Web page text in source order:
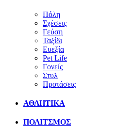
Πόλη
Σχέσεις
Γεύση
Ταξίδι
Ευεξία
Pet Life
Γονείς
Στυλ
Προτάσεις
ΑΘΛΗΤΙΚΑ
ΠΟΛΙΤΣΜΟΣ